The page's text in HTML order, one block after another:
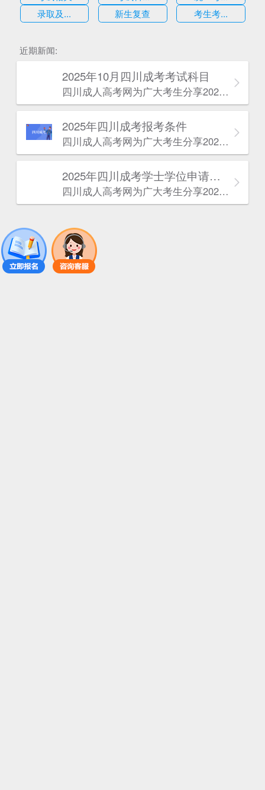
录取及...
新生复查 考生考...
近期新闻:
2025年10月四川成考考试科目
四川成人高考网​为广大考生分享2025年10月四川成考考试科目。为广大在职人员和社会人士提供学历提升的机会。更多四川成考考试信息，欢迎在线访问四川成人高考网。
2025年‌‌‌‌四川成考报考条件
四川成人高考网​为广大考生分享2025年‌‌‌‌四川成考报考条件。为广大在职人员和社会人士提供学历提升的机会。更多四川成考考试信息，欢迎在线访问四川成人高考网。
2025年‌‌‌‌四川成考学士学位申请条件
四川成人高考网​为广大考生分享2025年‌‌‌‌四川成考学士学位申请条件。为广大在职人员和社会人士提供学历提升的机会。更多四川成考考试信息，欢迎在线访问四川成人高考网。